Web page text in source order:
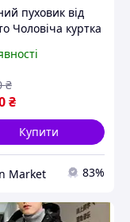
пуховик від
Чоловіча куртка
для чоловіків
₴
₴
Купити
Market 83%